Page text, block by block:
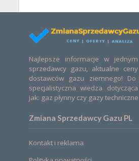
Najlepsze informacje w
sprzedawcy gazu, aktualne
dostawców gazu ziemnego!
specjalistyczna wiedza
jak: gaz płynny czy gazy techniczne
Zmiana Sprzedawcy Gazu PL
Kontakt i reklama